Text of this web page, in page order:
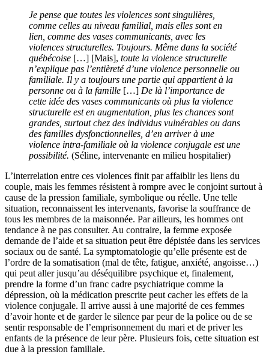
Je pense que toutes les violences sont singulières,
comme celles au niveau familial, mais elles sont en
lien, comme des vases communicants, avec les
violences structurelles. Toujours. Même dans la société
québécoise […] [Mais], toute la violence structurelle
n’explique pas l’entièreté d’une violence personnelle ou
familiale. Il y a toujours une partie qui appartient à la
personne ou à la famille […] De là l’importance de
cette idée des vases communicants où plus la violence
structurelle est en augmentation, plus les chances sont
grandes, surtout chez des individus vulnérables ou dans
des familles dysfonctionnelles, d’en arriver à une
violence intra-familiale où la violence conjugale est une
possibilité. (Séline, intervenante en milieu hospitalier)
L’interrelation entre ces violences finit par affaiblir les liens du
couple, mais les femmes résistent à rompre avec le conjoint surtout à
cause de la pression familiale, symbolique ou réelle. Une telle
situation, reconnaissent les intervenants, favorise la souffrance de
tous les membres de la maisonnée. Par ailleurs, les hommes ont
tendance à ne pas consulter. Au contraire, la femme exposée
demande de l’aide et sa situation peut être dépistée dans les services
sociaux ou de santé. La symptomatologie qu’elle présente est de
l’ordre de la somatisation (mal de tête, fatigue, anxiété, angoisse…)
qui peut aller jusqu’au déséquilibre psychique et, finalement,
prendre la forme d’un franc cadre psychiatrique comme la
dépression, où la médication prescrite peut cacher les effets de la
violence conjugale. Il arrive aussi à une majorité de ces femmes
d’avoir honte et de garder le silence par peur de la police ou de se
sentir responsable de l’emprisonnement du mari et de priver les
enfants de la présence de leur père. Plusieurs fois, cette situation est
due à la pression familiale.